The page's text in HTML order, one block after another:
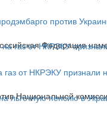
против
Федерация
от НКРЭКУ признали
Национальной